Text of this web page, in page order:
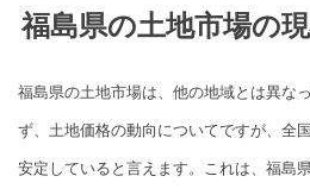
福島県の土地市場の
福島県の土地市場は、他の地域とは異な
ず、土地価格の動向についてですが、全
安定していると言えます。これは、福島